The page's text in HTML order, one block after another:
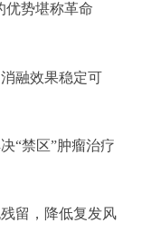
优势堪称革命
融效果稳定可
“禁区”肿瘤治疗
留，降低复发风